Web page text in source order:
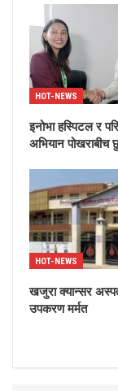
HOT-NEWS
इनोभा हस्पिटल र
अभियान पोखराबीच
HOT-NEWS
खजुरा क्यान्सर
उपकरण मर्मत